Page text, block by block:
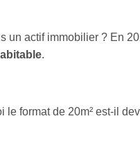
un actif immobilier ? En
.
le format de 20m² est-il